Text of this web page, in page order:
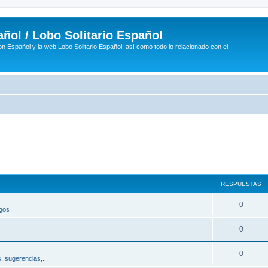
/ Lobo Solitario Español
Español y la web Lobo Solitario Español, así como todo lo relacionado con el
RESPUESTAS
0R
e
p
u
0R
e
sugerencias,...
0R